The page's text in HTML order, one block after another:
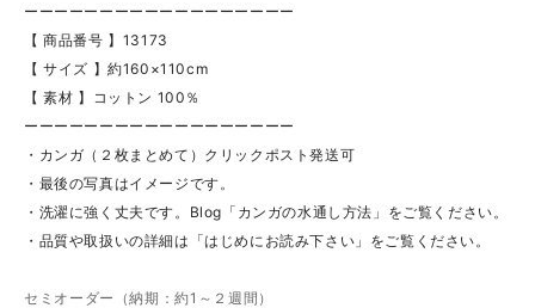
ーーーーーーーーーーーーーーーーーー
【 商品番号 】13173
【 サイズ 】約160×110cm
【 素材 】コットン 100％
ーーーーーーーーーーーーーーーーーー
・カンガ（２枚まとめて）クリックポスト発送可
・最後の写真はイメージです。
・洗濯に強く丈夫です。Blog「カンガの水通し方法」をご覧ください。
・品質や取扱いの詳細は「はじめにお読み下さい」をご覧ください。
セミオーダー（納期：約1～２週間）